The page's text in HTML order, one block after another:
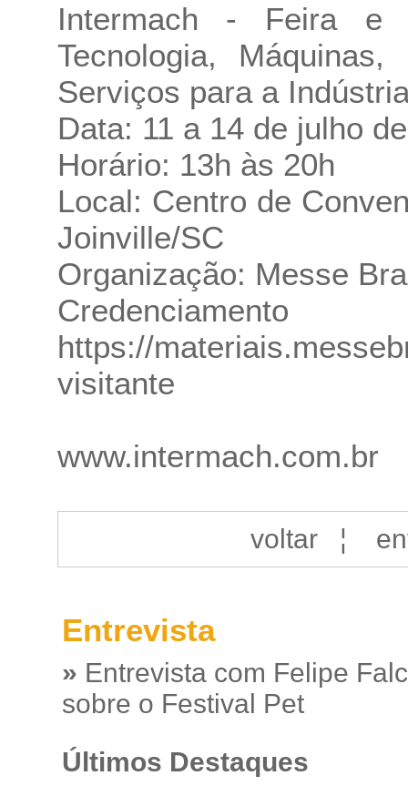
Intermach - Feira e
Tecnologia,
Serviços para a
Data: 11 a 14 de julho
Horário: 13h às 20h
Local: Centro de
Joinville/SC
Organização: Messe
https://
visitante
www.intermach.com.br
voltar¦
Entrevista
» Entrevista com Felipe
sobre o Festival Pet
Últimos Destaques